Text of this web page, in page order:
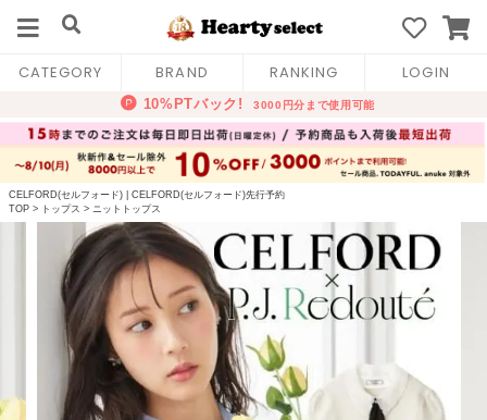
CATEGORY BRAND RANKING LOGIN
CELFORD(セルフォード)
CELFORD(セルフォード)先行予約
TOP > トップス > ニットトップス